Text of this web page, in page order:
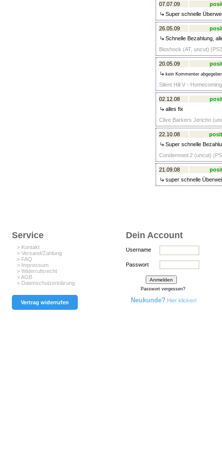
07.07.09
Super schnelle
26.05.09
Schnelle Bezahlung,
Bioshock (AT, uncut)
20.05.09
kein Kommenter
Silent Hill V -
02.12.08
alles fix
Clive Barkers Jericho
22.10.08
Super schnelle
Condemned 2 (uncut)
21.09.08
super schnelle
Service
> Kontakt
> Versand/Zahlung
> FAQ
> Impressum
> Widerrufsrecht
> AGB
> Datenschutzerklärung
Vertrag widerrufen
Dein Account
Username
Passwort
Passwort vergessen?
Neukunde? Hier klicken!